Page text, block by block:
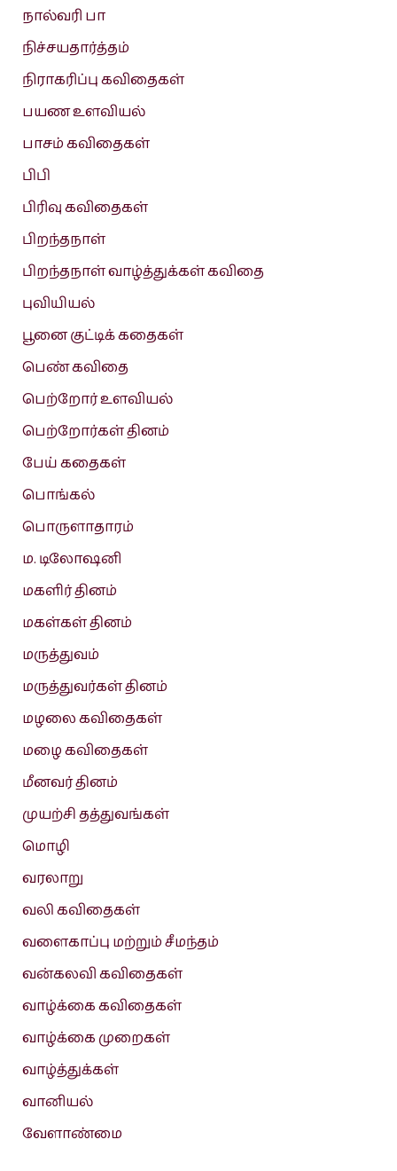
நால்வரி பா
நிச்சயதார்த்தம்
நிராகரிப்பு கவிதைகள்
பயண உளவியல்
பாசம் கவிதைகள்
பிபி
பிரிவு கவிதைகள்
பிறந்தநாள்
பிறந்தநாள் வாழ்த்துக்கள் கவிதை
புவியியல்
பூனை குட்டிக் கதைகள்
பெண் கவிதை
பெற்றோர் உளவியல்
பெற்றோர்கள் தினம்
பேய் கதைகள்
பொங்கல்
பொருளாதாரம்
ம. டிலோஷனி
மகளிர் தினம்
மகள்கள் தினம்
மருத்துவம்
மருத்துவர்கள் தினம்
மழலை கவிதைகள்
மழை கவிதைகள்
மீனவர் தினம்
முயற்சி தத்துவங்கள்
மொழி
வரலாறு
வலி கவிதைகள்
வளைகாப்பு மற்றும் சீமந்தம்
வன்கலவி கவிதைகள்
வாழ்க்கை கவிதைகள்
வாழ்க்கை முறைகள்
வாழ்த்துக்கள்
வானியல்
வேளாண்மை